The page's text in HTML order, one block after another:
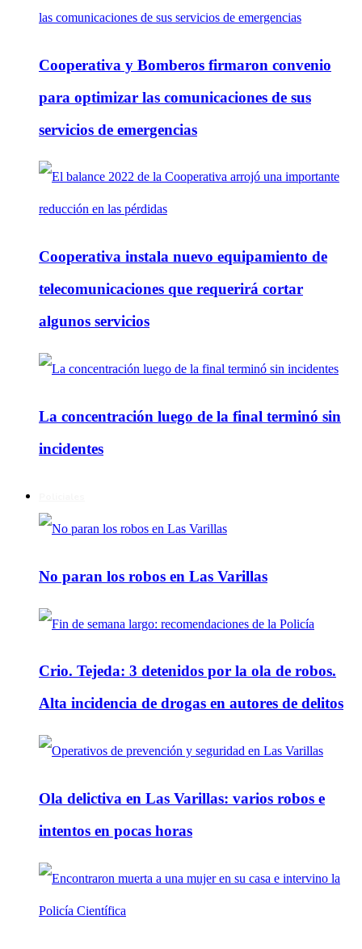
Cooperativa y Bomberos firmaron convenio
para optimizar las comunicaciones de sus
servicios de emergencias
Cooperativa instala nuevo equipamiento de
telecomunicaciones que requerirá cortar
algunos servicios
La concentración luego de la final terminó sin
incidentes
No paran los robos en Las Varillas
Crio. Tejeda: 3 detenidos por la ola de robos.
Alta incidencia de drogas en autores de delitos
Ola delictiva en Las Varillas: varios robos e
intentos en pocas horas